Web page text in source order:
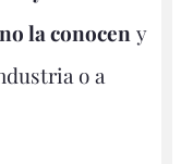
la conocen y
o a